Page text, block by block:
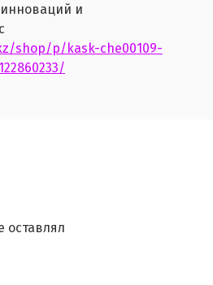
и
shop/p/kask-che00109-
оставлял